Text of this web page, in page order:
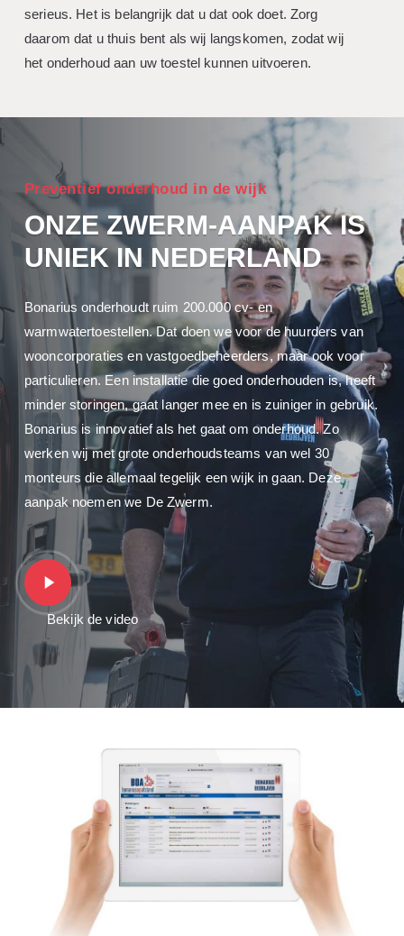
serieus. Het is belangrijk dat u dat ook doet. Zorg
daarom dat u thuis bent als wij langskomen, zodat wij
het onderhoud aan uw toestel kunnen uitvoeren.
Preventief onderhoud in de wijk
ONZE ZWERM-AANPAK IS
UNIEK IN NEDERLAND
Bonarius onderhoudt ruim 200.000 cv- en
warmwatertoestellen. Dat doen we voor de huurders van
wooncorporaties en vastgoedbeheerders, maar ook voor
particulieren. Een installatie die goed onderhouden is, heeft
minder storingen, gaat langer mee en is zuiniger in gebruik.
Bonarius is innovatief als het gaat om onderhoud. Zo
werken wij met grote onderhoudsteams van wel 30
monteurs die allemaal tegelijk een wijk in gaan. Deze
aanpak noemen we De Zwerm.
Play
Video
Bekijk de video